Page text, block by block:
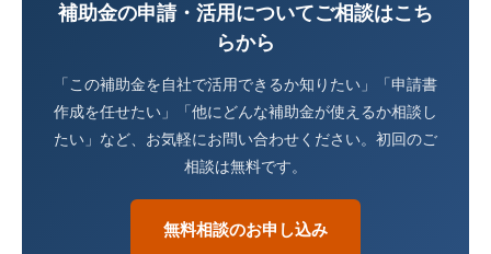
補助金の申請・活用についてご相談はこち
らから
「この補助金を自社で活用できるか知りたい」「申請書
作成を任せたい」「他にどんな補助金が使えるか相談し
たい」など、お気軽にお問い合わせください。初回のご
相談は無料です。
無料相談のお申し込み